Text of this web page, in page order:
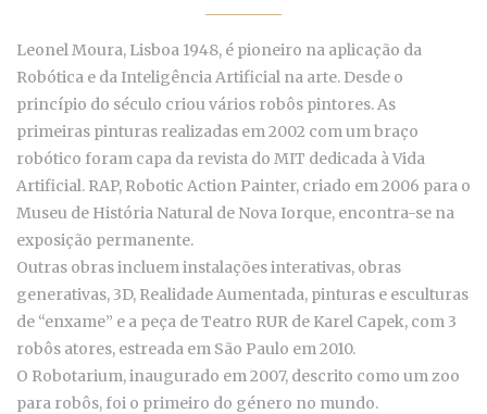
Leonel Moura, Lisboa 1948, é pioneiro na aplicação da
Robótica e da Inteligência Artificial na arte. Desde o
princípio do século criou vários robôs pintores. As
primeiras pinturas realizadas em 2002 com um braço
robótico foram capa da revista do MIT dedicada à Vida
Artificial. RAP, Robotic Action Painter, criado em 2006 para o
Museu de História Natural de Nova Iorque, encontra-se na
exposição permanente.
Outras obras incluem instalações interativas, obras
generativas, 3D, Realidade Aumentada, pinturas e esculturas
de “enxame” e a peça de Teatro RUR de Karel Capek, com 3
robôs atores, estreada em São Paulo em 2010.
O Robotarium, inaugurado em 2007, descrito como um zoo
para robôs, foi o primeiro do género no mundo.